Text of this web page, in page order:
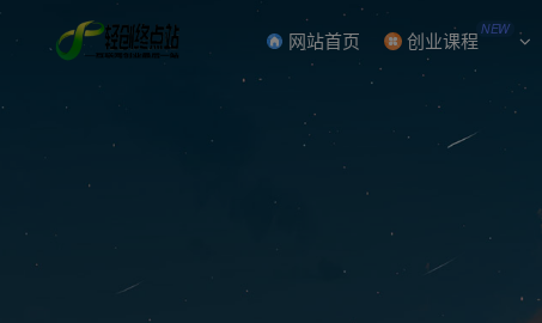
网站首页 创业课程 NEW